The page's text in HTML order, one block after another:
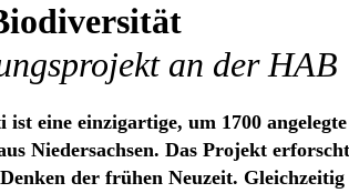
an der HAB
eine einzigartige, um 1700
Niedersachsen. Das Projekt
der frühen Neuzeit.